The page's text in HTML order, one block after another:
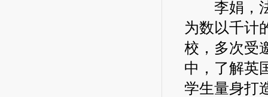
李娟，
为数以千计
校，多次受
中，了解英
学生量身打